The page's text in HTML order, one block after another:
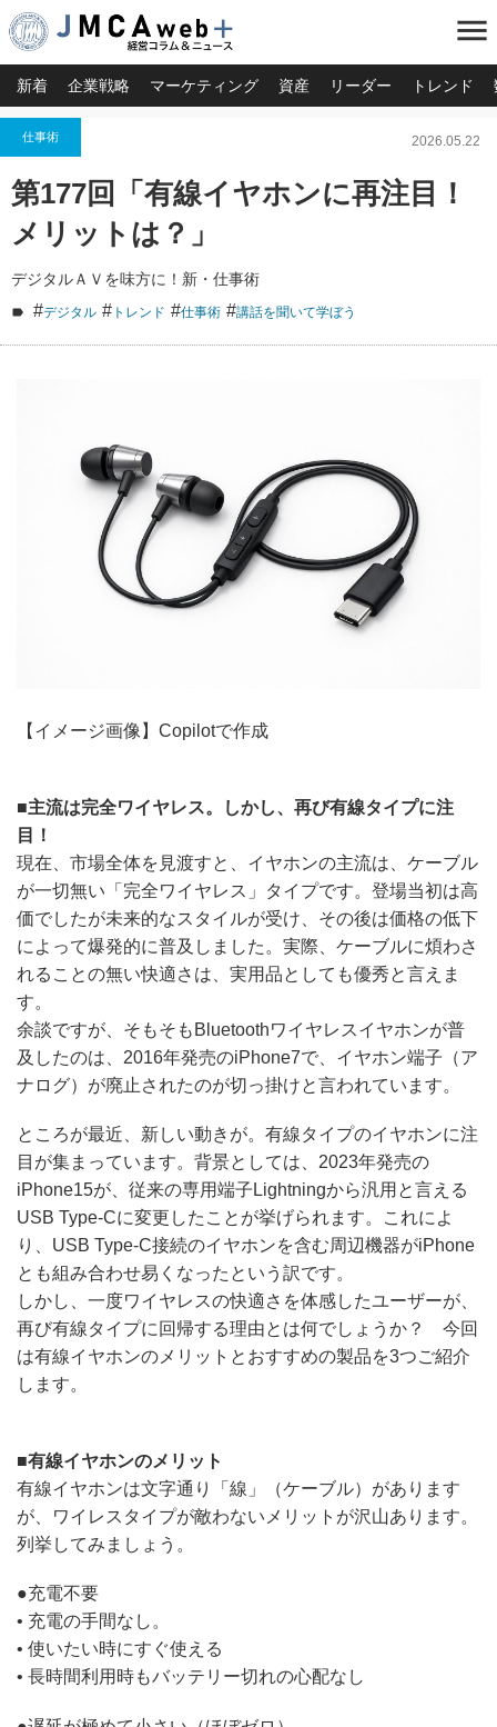
menu
新着 企業戦略 マーケティング 資産 リーダー トレンド
仕事術 2026.05.22
第177回「有線イヤホンに再注目！
メリットは？」
デジタルＡＶを味方に！新・仕事術
#デジタル # トレンド #仕事術 #講話を聞いて学ぼう
【イメージ画像】Copilotで作成
■主流は完全ワイヤレス。しかし、再び有線タイプに注
目！
現在、市場全体を見渡すと、イヤホンの主流は、ケーブル
が一切無い「完全ワイヤレス」タイプです。登場当初は高
価でしたが未来的なスタイルが受け、その後は価格の低下
によって爆発的に普及しました。実際、ケーブルに煩わさ
れることの無い快適さは、実用品としても優秀と言えま
す。
余談ですが、そもそもBluetoothワイヤレスイヤホンが普
及したのは、2016年発売のiPhone7で、イヤホン端子（ア
ナログ）が廃止されたのが切っ掛けと言われています。
ところが最近、新しい動きが。有線タイプのイヤホンに注
目が集まっています。背景としては、2023年発売の
iPhone15が、従来の専用端子Lightningから汎用と言える
USB Type-Cに変更したことが挙げられます。これによ
り、USB Type-C接続のイヤホンを含む周辺機器がiPhone
とも組み合わせ易くなったという訳です。
しかし、一度ワイヤレスの快適さを体感したユーザーが、
再び有線タイプに回帰する理由とは何でしょうか？ 今回
は有線イヤホンのメリットとおすすめの製品を3つご紹介
します。
■有線イヤホンのメリット
有線イヤホンは文字通り「線」（ケーブル）があります
が、ワイレスタイプが敵わないメリットが沢山あります。
列挙してみましょう。
●充電不要
• 充電の手間なし。
• 使いたい時にすぐ使える
• 長時間利用時もバッテリー切れの心配なし